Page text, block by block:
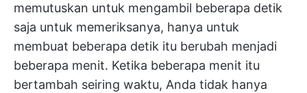
memutuskan untuk mengambil beberapa detik
saja untuk memeriksanya, hanya untuk
membuat beberapa detik itu berubah menjadi
beberapa menit. Ketika beberapa menit itu
bertambah seiring waktu, Anda tidak hanya